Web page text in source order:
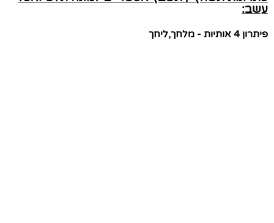
עשב:
פיתרון 4 אותיות - מלחך,ליחך